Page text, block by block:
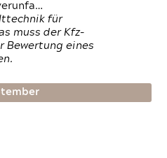
für
muss der Kfz-
Bewertung eines